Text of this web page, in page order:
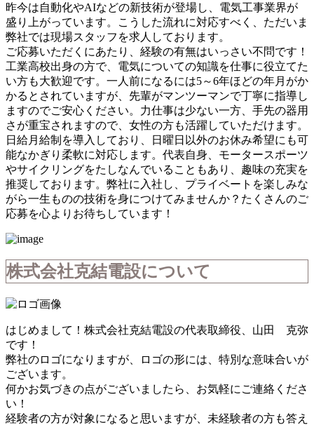
昨今は自動化やAIなどの新技術が登場し、電気工事業界が
盛り上がっています。こうした流れに対応すべく、ただいま
弊社では現場スタッフを求人しております。
ご応募いただくにあたり、経験の有無はいっさい不問です！
工業高校出身の方で、電気についての知識を仕事に役立てた
い方も大歓迎です。一人前になるには5～6年ほどの年月がか
かるとされていますが、先輩がマンツーマンで丁寧に指導し
ますのでご安心ください。力仕事は少ない一方、手先の器用
さが重宝されますので、女性の方も活躍していただけます。
日給月給制を導入しており、日曜日以外のお休み希望にも可
能なかぎり柔軟に対応します。代表自身、モータースポーツ
やサイクリングをたしなんでいることもあり、趣味の充実を
推奨しております。弊社に入社し、プライベートを楽しみな
がら一生ものの技術を身につけてみませんか？たくさんのご
応募を心よりお待ちしています！
株式会社克結電設について
はじめまして！株式会社克結電設の代表取締役、山田 克弥
です！
弊社のロゴになりますが、ロゴの形には、特別な意味合いが
ございます。
何かお気づきの点がございましたら、お気軽にご連絡くださ
い！
経験者の方が対象になると思いますが、未経験者の方も答え